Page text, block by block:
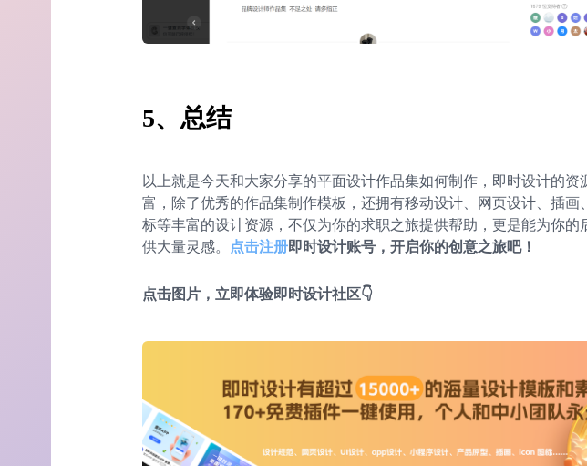
5、总结
以上就是今天和大家分享的平面设计作品集如何制作，即时设计的资
富，除了优秀的作品集制作模板，还拥有移动设计、网页设计、插画
标等丰富的设计资源，不仅为你的求职之旅提供帮助，更是能为你的
供大量灵感。 点击注册即时设计账号，开启你的创意之旅吧！
点击图片，立即体验即时设计社区👇